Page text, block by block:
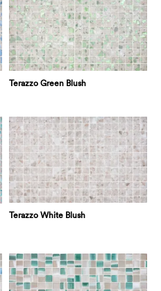
Terazzo Green Blush
Terazzo White Blush